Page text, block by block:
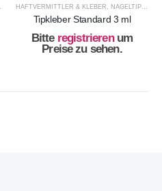
HAFTVERMITTLER & KLEBER , NAGELTIPS & KLEBER
Tipkleber Standard 3 ml
Bitte registrieren um
Preise zu sehen.